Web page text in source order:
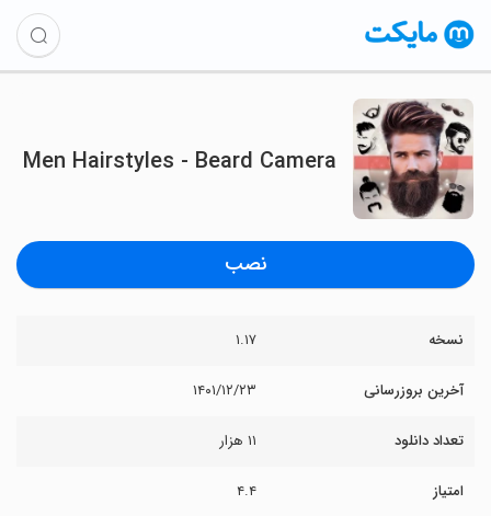
Men Hairstyles - Beard Camera
نصب
نسخه ۱.۱۷
آخرین بروزرسانی ۱۴۰۱/۱۲/۲۳
تعداد دانلود ۱۱ هزار
امتیاز ۴.۴